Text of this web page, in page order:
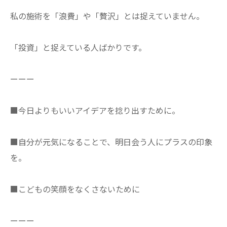
私の施術を「浪費」や「贅沢」とは捉えていません。
​「投資」と捉えている人ばかりです。
⁡ーーー⁡
​■今日よりもいいアイデアを捻り出すために。
■自分が元気になることで、明日会う人にプラスの印象
を。
■こどもの笑顔をなくさないために⁡⁡
⁡ーーー